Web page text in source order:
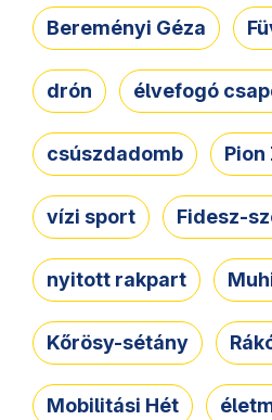
Bereményi Géza
drón élvefogó
csúszdadomb
vízi sport Fidesz-
nyitott rakpart
Kőrösy-sétány
Mobilitási Hét